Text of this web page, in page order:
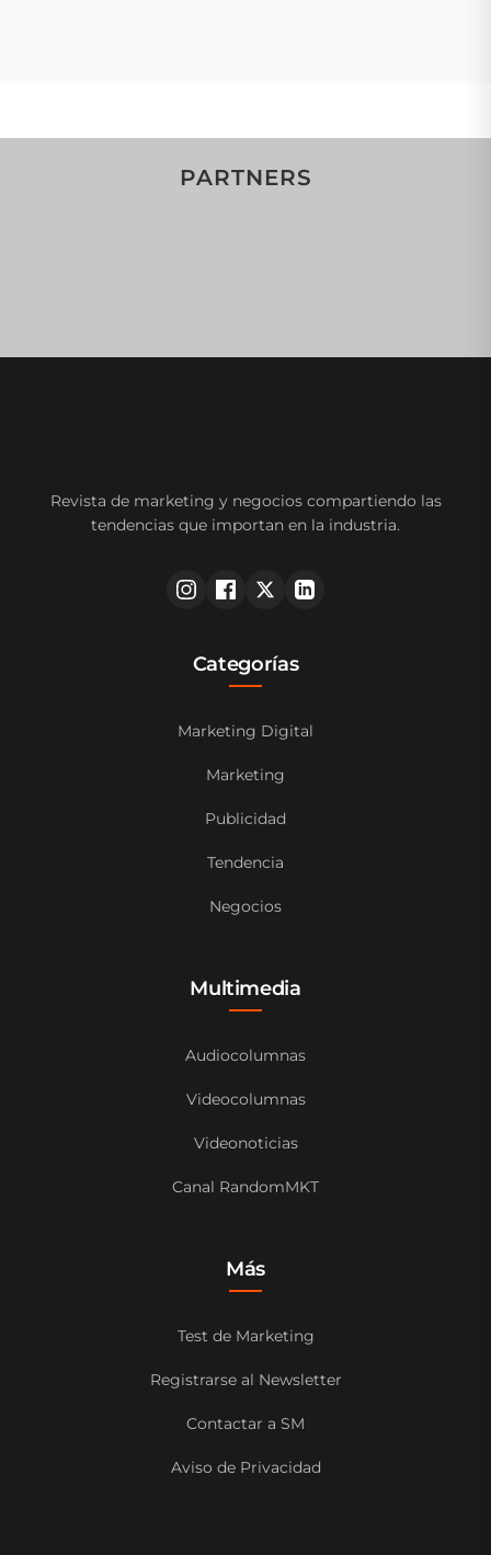
PARTNERS
Revista de marketing y negocios compartiendo las
tendencias que importan en la industria.
Categorías
Marketing Digital
Marketing
Publicidad
Tendencia
Negocios
Multimedia
Audiocolumnas
Videocolumnas
Videonoticias
Canal RandomMKT
Más
Test de Marketing
Registrarse al Newsletter
Contactar a SM
Aviso de Privacidad